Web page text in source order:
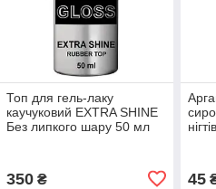
Топ для гель-лаку
каучуковий EXTRA SHINE
Без липкого шару 50 мл
350₴ 45